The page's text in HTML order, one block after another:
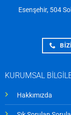
Esenşehir, 504
KURUMSAL
Hakkımızda